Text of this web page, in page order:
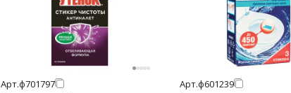
Арт.ф701797 Арт.ф601239